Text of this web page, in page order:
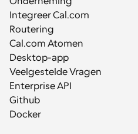
Integreer Cal.com
Routering
Cal.com Atomen
Desktop-app
Veelgestelde Vragen
Enterprise API
Github
Docker